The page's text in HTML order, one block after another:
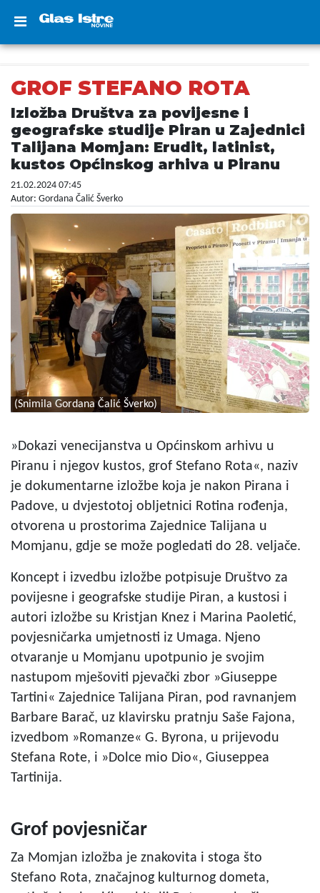
GROF STEFANO ROTA
Izložba Društva za povijesne i
geografske studije Piran u Zajednici
Talijana Momjan: Erudit, latinist,
kustos Općinskog arhiva u Piranu
21.02.2024 07:45
Autor: Gordana Čalić Šverko
(Snimila Gordana Čalić Šverko)
»Dokazi venecijanstva u Općinskom arhivu u
Piranu i njegov kustos, grof Stefano Rota«, naziv
je dokumentarne izložbe koja je nakon Pirana i
Padove, u dvjestotoj obljetnici Rotina rođenja,
otvorena u prostorima Zajednice Talijana u
Momjanu, gdje se može pogledati do 28. veljače.
Koncept i izvedbu izložbe potpisuje Društvo za
povijesne i geografske studije Piran, a kustosi i
autori izložbe su Kristjan Knez i Marina Paoletić,
povjesničarka umjetnosti iz Umaga. Njeno
otvaranje u Momjanu upotpunio je svojim
nastupom mješoviti pjevački zbor »Giuseppe
Tartini« Zajednice Talijana Piran, pod ravnanjem
Barbare Barač, uz klavirsku pratnju Saše Fajona,
izvedbom »Romanze« G. Byrona, u prijevodu
Stefana Rote, i »Dolce mio Dio«, Giuseppea
Tartinija.
Grof povjesničar
Za Momjan izložba je znakovita i stoga što
Stefano Rota, značajnog kulturnog dometa,